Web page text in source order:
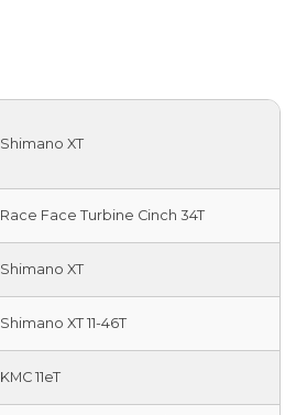
Shimano XT
Race Face Turbine Cinch 34T
Shimano XT
Shimano XT 11-46T
KMC 11eT